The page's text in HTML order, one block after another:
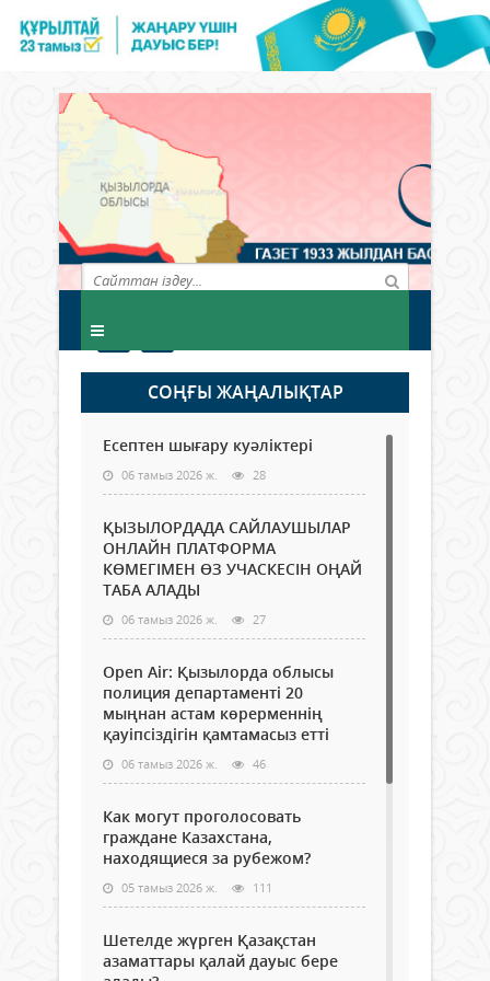
СОҢҒЫ ЖАҢАЛЫҚТАР
Есептен шығару куәліктері
06 тамыз 2026 ж. 28
ҚЫЗЫЛОРДАДА САЙЛАУШЫЛАР
ОНЛАЙН ПЛАТФОРМА
КӨМЕГІМЕН ӨЗ УЧАСКЕСІН ОҢАЙ
ТАБА АЛАДЫ
06 тамыз 2026 ж. 27
Open Air: Қызылорда облысы
полиция департаменті 20
мыңнан астам көрерменнің
қауіпсіздігін қамтамасыз етті
06 тамыз 2026 ж. 46
Как могут проголосовать
граждане Казахстана,
находящиеся за рубежом?
05 тамыз 2026 ж. 111
Шетелде жүрген Қазақстан
азаматтары қалай дауыс бере